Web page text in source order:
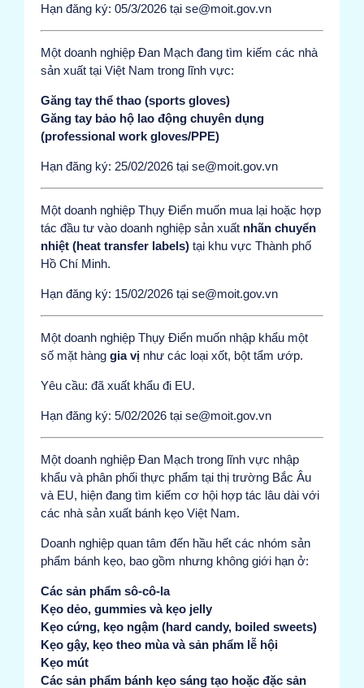
Hạn đăng ký: 05/3/2026 tại se@moit.gov.vn
Một doanh nghiệp Đan Mạch đang tìm kiếm các nhà
sản xuất tại Việt Nam trong lĩnh vực:
Găng tay thể thao (sports gloves)
Găng tay bảo hộ lao động chuyên dụng
(professional work gloves/PPE)
Hạn đăng ký: 25/02/2026 tại se@moit.gov.vn
Một doanh nghiệp Thụy Điển muốn mua lại hoặc hợp
tác đầu tư vào doanh nghiệp sản xuất nhãn chuyển
nhiệt (heat transfer labels) tại khu vực Thành phố
Hồ Chí Minh.
Hạn đăng ký: 15/02/2026 tại se@moit.gov.vn
Một doanh nghiệp Thụy Điển muốn nhập khẩu một
số mặt hàng gia vị như các loại xốt, bột tẩm ướp.
Yêu cầu: đã xuất khẩu đi EU.
Hạn đăng ký: 5/02/2026 tại se@moit.gov.vn
Một doanh nghiệp Đan Mạch trong lĩnh vực nhập
khẩu và phân phối thực phẩm tại thị trường Bắc Âu
và EU, hiện đang tìm kiếm cơ hội hợp tác lâu dài với
các nhà sản xuất bánh kẹo Việt Nam.
Doanh nghiệp quan tâm đến hầu hết các nhóm sản
phẩm bánh kẹo, bao gồm nhưng không giới hạn ở:
Các sản phẩm sô-cô-la
Kẹo dẻo, gummies và kẹo jelly
Kẹo cứng, kẹo ngậm (hard candy, boiled sweets)
Kẹo gậy, kẹo theo mùa và sản phẩm lễ hội
Kẹo mút
Các sản phẩm bánh kẹo sáng tạo hoặc đặc sản